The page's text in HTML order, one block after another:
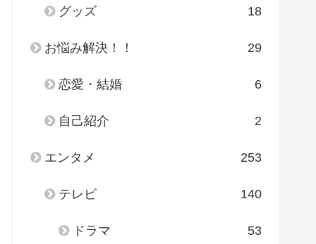
グッズ 18
お悩み解決！！ 29
恋愛・結婚 6
自己紹介 2
エンタメ 253
テレビ 140
ドラマ 53